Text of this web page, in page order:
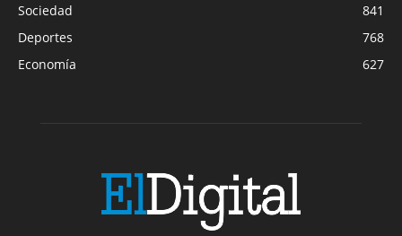
Sociedad
841
Deportes
768
Economía
627